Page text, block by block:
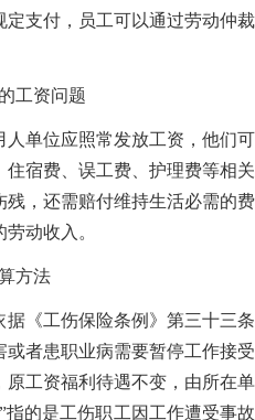
支付，员工可以通过劳动仲裁
工资问题
单位应照常发放工资，他们可
住宿费、误工费、护理费等相关
，还需赔付维持生活必需的费
动收入。
方法
《工伤保险条例》第三十三条
者患职业病需要暂停工作接受
工资福利待遇不变，由所在单
的是工伤职工因工作遭受事故